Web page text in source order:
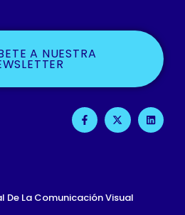
A NUESTRA
F
A
C
F
X
-
T
L
I
N
De La Comunicación Visual